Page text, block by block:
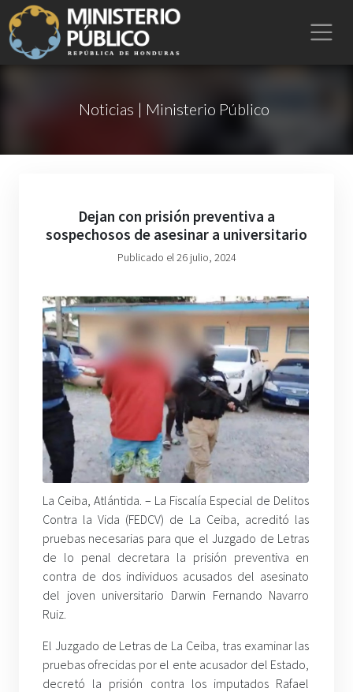
Noticias | Ministerio Público
Dejan con prisión preventiva a
sospechosos de asesinar a universitario
Publicado el 26 julio, 2024
La Ceiba, Atlántida. – La Fiscalía Especial de Delitos
Contra la Vida (FEDCV) de La Ceiba, acreditó las
pruebas necesarias para que el Juzgado de Letras
de lo penal decretara la prisión preventiva en
contra de dos individuos acusados del asesinato
del joven universitario Darwin Fernando Navarro
Ruiz.
El Juzgado de Letras de La Ceiba, tras examinar las
pruebas ofrecidas por el ente acusador del Estado,
decretó la prisión contra los imputados Rafael